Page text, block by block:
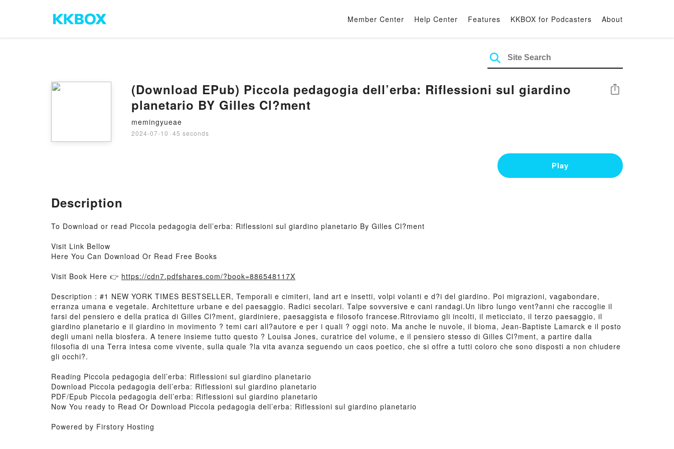
Member Center Help Center Features KKBOX for Podcasters About
(Download EPub) Piccola pedagogia dell’erba: Riflessioni sul giardino
planetario BY Gilles Cl?ment
memingyueae
2024-07-10 · 45 seconds
Share
Play
Description
To Download or read Piccola pedagogia dell’erba: Riflessioni sul giardino planetario By Gilles Cl?ment
Visit Link Bellow
Here You Can Download Or Read Free Books
Visit Book Here 👉 https://cdn7.pdfshares.com/?book=886548117X
Description : #1 NEW YORK TIMES BESTSELLER, Temporali e cimiteri, land art e insetti, volpi volanti e d?i del giardino. Poi migrazioni, vagabondare,
erranza umana e vegetale. Architetture urbane e del paesaggio. Radici secolari. Talpe sovversive e cani randagi.Un libro lungo vent?anni che raccoglie il
farsi del pensiero e della pratica di Gilles Cl?ment, giardiniere, paesaggista e filosofo francese.Ritroviamo gli incolti, il meticciato, il terzo paesaggio, il
giardino planetario e il giardino in movimento ? temi cari all?autore e per i quali ? oggi noto. Ma anche le nuvole, il bioma, Jean-Baptiste Lamarck e il posto
degli umani nella biosfera. A tenere insieme tutto questo ? Louisa Jones, curatrice del volume, e il pensiero stesso di Gilles Cl?ment, a partire dalla
filosofia di una Terra intesa come vivente, sulla quale ?la vita avanza seguendo un caos poetico, che si offre a tutti coloro che sono disposti a non chiudere
gli occhi?.
Reading Piccola pedagogia dell’erba: Riflessioni sul giardino planetario
Download Piccola pedagogia dell’erba: Riflessioni sul giardino planetario
PDF/Epub Piccola pedagogia dell’erba: Riflessioni sul giardino planetario
Now You ready to Read Or Download Piccola pedagogia dell’erba: Riflessioni sul giardino planetario
Powered by Firstory Hosting